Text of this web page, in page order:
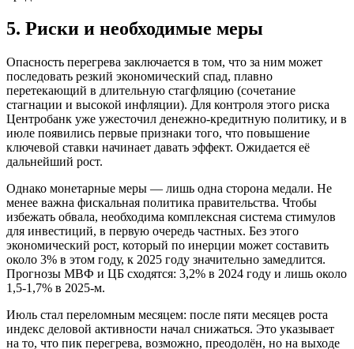
5. Риски и необходимые меры
Опасность перегрева заключается в том, что за ним может
последовать резкий экономический спад, плавно
перетекающий в длительную стагфляцию (сочетание
стагнации и высокой инфляции). Для контроля этого риска
Центробанк уже ужесточил денежно-кредитную политику, и в
июле появились первые признаки того, что повышение
ключевой ставки начинает давать эффект. Ожидается её
дальнейший рост.
Однако монетарные меры — лишь одна сторона медали. Не
менее важна фискальная политика правительства. Чтобы
избежать обвала, необходима комплексная система стимулов
для инвестиций, в первую очередь частных. Без этого
экономический рост, который по инерции может составить
около 3% в этом году, к 2025 году значительно замедлится.
Прогнозы МВФ и ЦБ сходятся: 3,2% в 2024 году и лишь около
1,5-1,7% в 2025-м.
Июль стал переломным месяцем: после пяти месяцев роста
индекс деловой активности начал снижаться. Это указывает
на то, что пик перегрева, возможно, преодолён, но на выходе